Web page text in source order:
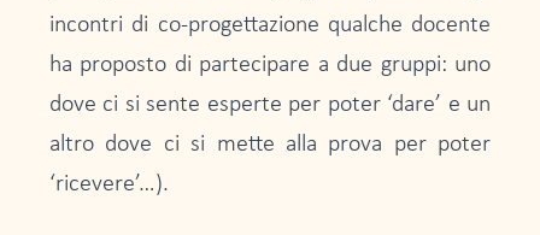
incontri di co-progettazione qualche docente
ha proposto di partecipare a due gruppi: uno
dove ci si sente esperte per poter ‘dare’ e un
altro dove ci si mette alla prova per poter
‘ricevere’…).